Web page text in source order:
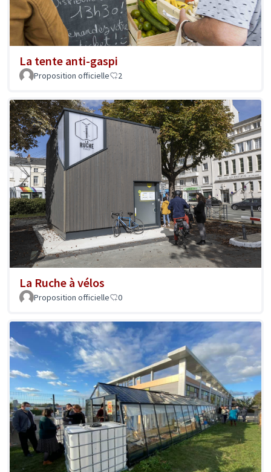
La tente anti-gaspi
Proposition officielle 2
La Ruche à vélos
Proposition officielle 0